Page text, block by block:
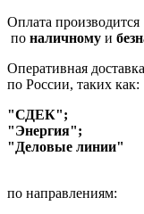
Оплата производится
по наличному и
Оперативная
по России, таких как:
"СДЕК";
"Энергия";
"Деловые линии"
по направлениям: